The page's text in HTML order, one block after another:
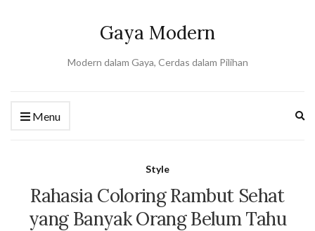
Gaya Modern
Modern dalam Gaya, Cerdas dalam Pilihan
Menu
Style
Rahasia Coloring Rambut Sehat
yang Banyak Orang Belum Tahu